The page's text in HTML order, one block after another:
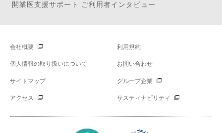
開業医支援サポート ご利用者インタビュー
会社概要 利用規約
個人情報の取り扱いについて お問い合わせ
サイトマップ グループ企業
アクセス サスティナビリティ